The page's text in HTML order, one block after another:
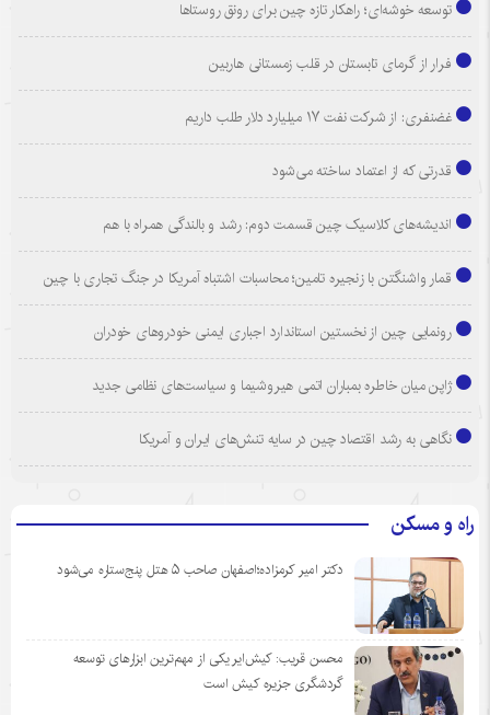
توسعه خوشه‌ای؛ راهکار تازه چین برای رونق روستاها
فرار از گرمای تابستان در قلب زمستانی هاربین
غضنفری: از شرکت نفت ۱۷ میلیارد دلار طلب داریم
قدرتی که از اعتماد ساخته می‌شود
اندیشه‌های کلاسیک چین قسمت دوم: رشد و بالندگی همراه با هم
قمار واشنگتن با زنجیره تامین؛ محاسبات اشتباه آمریکا در جنگ تجاری با چین
رونمایی چین از نخستین استاندارد اجباری ایمنی خودروهای خودران
ژاپن میان خاطره بمباران اتمی هیروشیما و سیاست‌های نظامی جدید
نگاهی به رشد اقتصاد چین در سایه تنش‌های ایران و آمریکا
راه و مسکن
دکتر امیر کرمزاده؛اصفهان صاحب ۵ هتل پنج‌ستاره می‌شود
محسن قریب: کیش‌ایر یکی از مهم‌ترین ابزارهای توسعه
گردشگری جزیره کیش است